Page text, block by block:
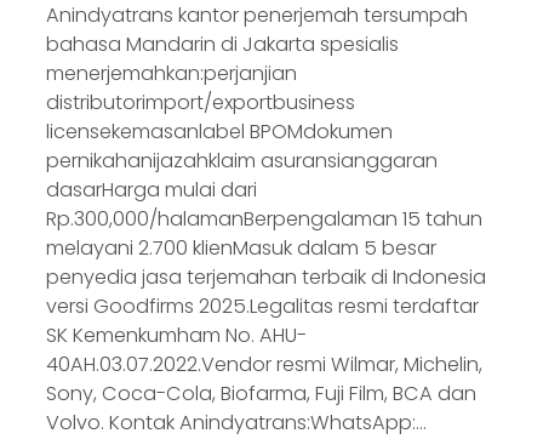
Anindyatrans kantor penerjemah tersumpah
bahasa Mandarin di Jakarta spesialis
menerjemahkan:perjanjian
distributorimport/exportbusiness
licensekemasanlabel BPOMdokumen
pernikahanijazahklaim asuransianggaran
dasarHarga mulai dari
Rp.300,000/halamanBerpengalaman 15 tahun
melayani 2.700 klienMasuk dalam 5 besar
penyedia jasa terjemahan terbaik di Indonesia
versi Goodfirms 2025.Legalitas resmi terdaftar
SK Kemenkumham No. AHU-
40AH.03.07.2022.Vendor resmi Wilmar, Michelin,
Sony, Coca-Cola, Biofarma, Fuji Film, BCA dan
Volvo. Kontak Anindyatrans:WhatsApp:…